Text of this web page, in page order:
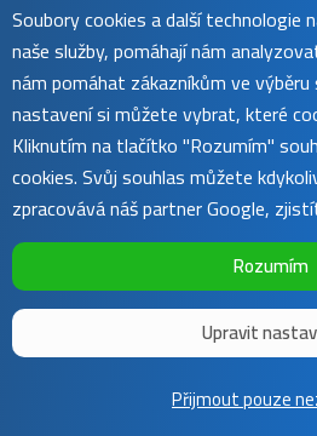
Sunnysoft2016 -
Soubory cookies a další technologie
naše služby, pomáhají nám
nám pomáhat zákazníkům ve výběru
nastavení si můžete vybrat, které
Kliknutím na tlačítko "Rozumím"
cookies. Svůj souhlas můžete
zpracovává náš partner Google,
Rozumím
Upravit
Přijmout pouze